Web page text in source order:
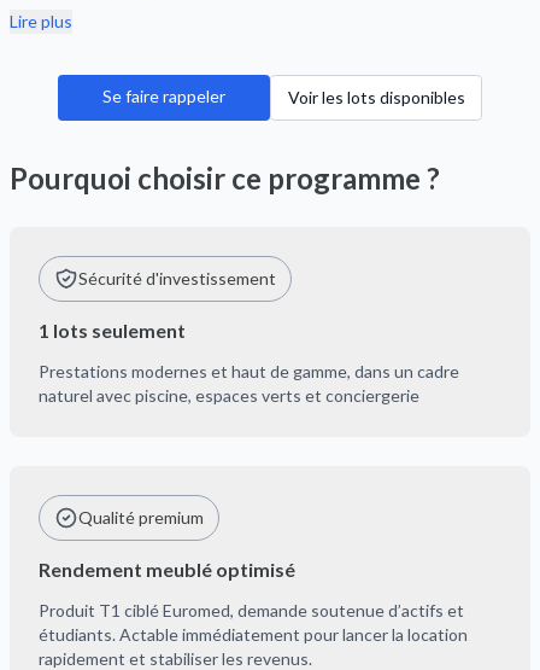
Lire plus
Se faire rappeler Voir les lots disponibles
Pourquoi choisir ce programme ?
Sécurité d'investissement
1 lots seulement
Prestations modernes et haut de gamme, dans un cadre
naturel avec piscine, espaces verts et conciergerie
Qualité premium
Rendement meublé optimisé
Produit T1 ciblé Euromed, demande soutenue d’actifs et
étudiants. Actable immédiatement pour lancer la location
rapidement et stabiliser les revenus.